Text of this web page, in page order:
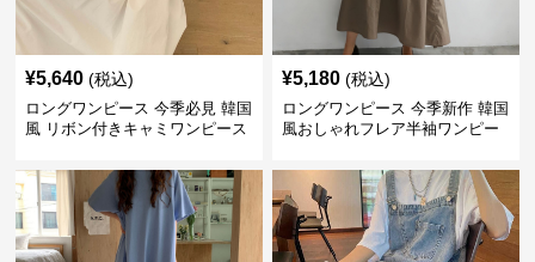
SALE
5,360 ¥5960 (割引前)
ロングワンピース 今季新作 韓国
¥4,340 (税込)
今季新作おしゃれデニムサロペ